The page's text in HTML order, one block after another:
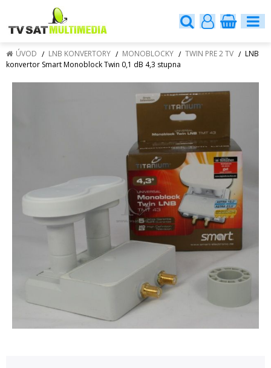
ÚVOD LNB KONVERTORY MONOBLOCKY TWIN PRE 2 TV
LNB
konvertor Smart Monoblock Twin 0,1 dB 4,3 stupna